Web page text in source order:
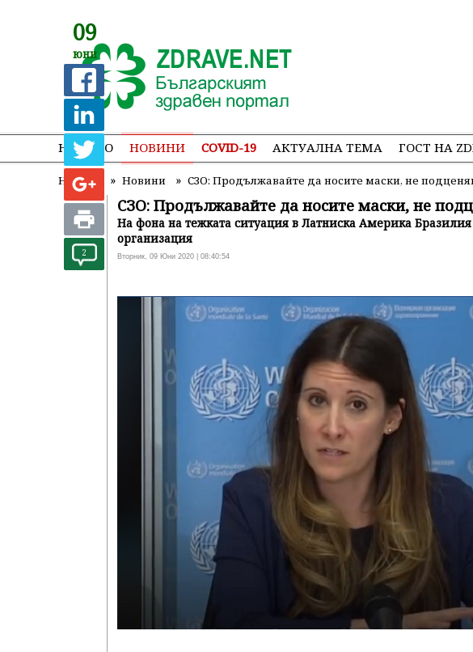
НАЧАЛО НОВИНИ COVID-19 АКТУАЛНА ТЕМА ГОСТ НА
Начало » Новини » СЗО: Продължавайте да носите маски, не
09
юни
2
СЗО: Продължавайте да носите маски, не
На фона на тежката ситуация в Латниска Америка
организация
Вторник, 09 Юни 2020 | 08:40:54